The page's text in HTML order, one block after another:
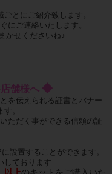
とにご紹介致します。
にご連絡いたします。
かせくださいね♪
舗様へ ◆
を伝えられる証書とバナー
。
ただく事ができる信頼の証
設置することができます。
しております